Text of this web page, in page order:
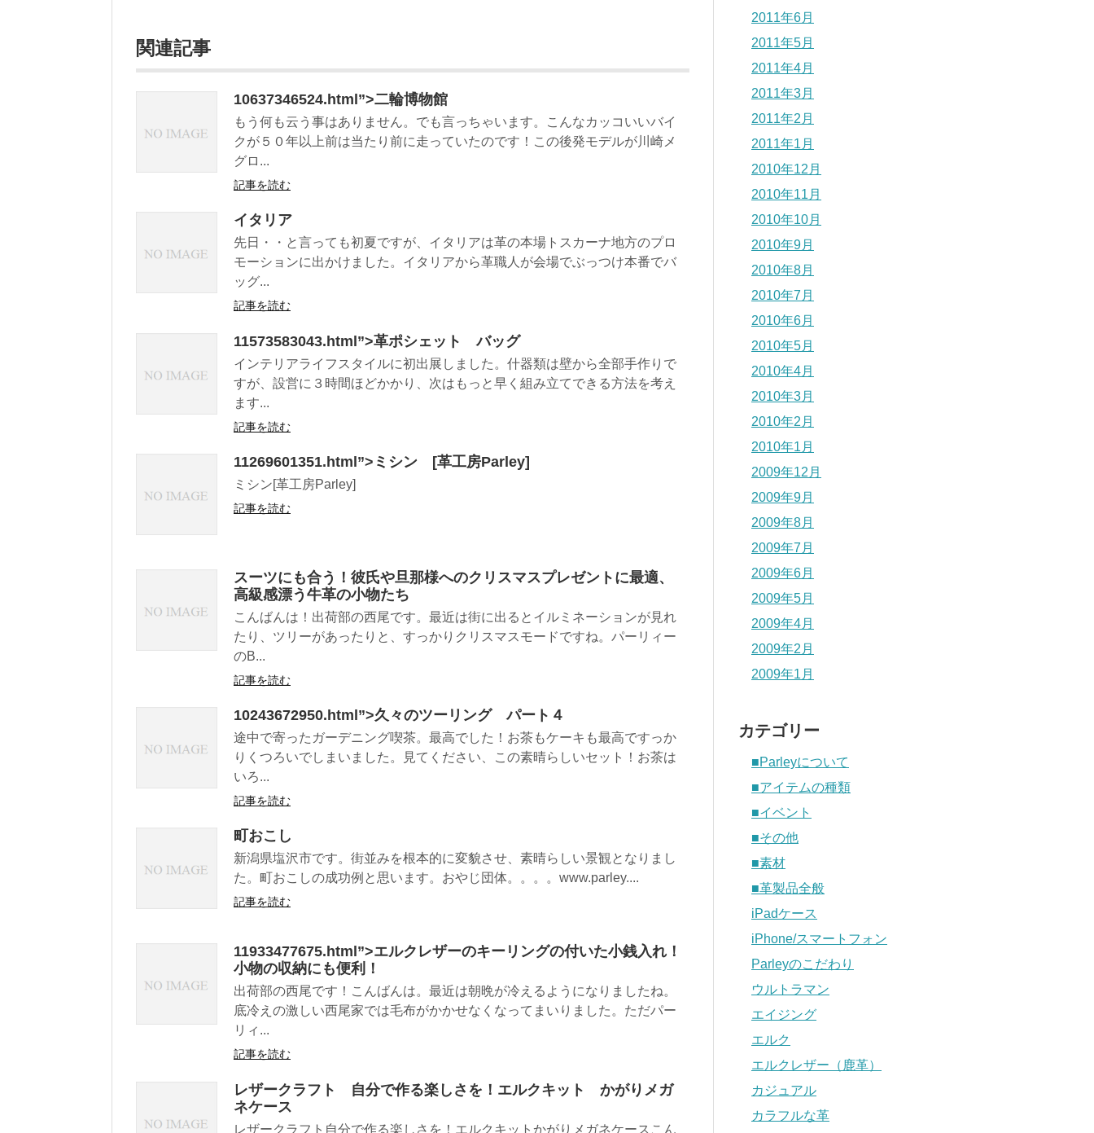
関連記事
10637346524.html”>二輪博物館
もう何も云う事はありません。でも言っちゃいます。こんなカッコいいバイ
クが５０年以上前は当たり前に走っていたのです！この後発モデルが川崎メ
グロ...
記事を読む
イタリア
先日・・と言っても初夏ですが、イタリアは革の本場トスカーナ地方のプロ
モーションに出かけました。イタリアから革職人が会場でぶっつけ本番でバ
ッグ...
記事を読む
11573583043.html”>革ポシェット バッグ
インテリアライフスタイルに初出展しました。什器類は壁から全部手作りで
すが、設営に３時間ほどかかり、次はもっと早く組み立てできる方法を考え
ます...
記事を読む
11269601351.html”>ミシン [革工房Parley]
ミシン[革工房Parley]
記事を読む
スーツにも合う！彼氏や旦那様へのクリスマスプレゼントに最適、
高級感漂う牛革の小物たち
こんばんは！出荷部の西尾です。最近は街に出るとイルミネーションが見れ
たり、ツリーがあったりと、すっかりクリスマスモードですね。パーリィー
のB...
記事を読む
10243672950.html”>久々のツーリング パート４
途中で寄ったガーデニング喫茶。最高でした！お茶もケーキも最高ですっか
りくつろいでしまいました。見てください、この素晴らしいセット！お茶は
いろ...
記事を読む
町おこし
新潟県塩沢市です。街並みを根本的に変貌させ、素晴らしい景観となりまし
た。町おこしの成功例と思います。おやじ団体。。。。www.parley....
記事を読む
11933477675.html”>エルクレザーのキーリングの付いた小銭入れ！
小物の収納にも便利！
出荷部の西尾です！こんばんは。最近は朝晩が冷えるようになりましたね。
底冷えの激しい西尾家では毛布がかかせなくなってまいりました。ただパー
リィ...
記事を読む
レザークラフト 自分で作る楽しさを！エルクキット かがりメガ
ネケース
レザークラフト自分で作る楽しさを！エルクキットかがりメガネケースこん
2011年6月
2011年5月
2011年4月
2011年3月
2011年2月
2011年1月
2010年12月
2010年11月
2010年10月
2010年9月
2010年8月
2010年7月
2010年6月
2010年5月
2010年4月
2010年3月
2010年2月
2010年1月
2009年12月
2009年9月
2009年8月
2009年7月
2009年6月
2009年5月
2009年4月
2009年2月
2009年1月
カテゴリー
■Parleyについて
■アイテムの種類
■イベント
■その他
■素材
■革製品全般
iPadケース
iPhone/スマートフォン
Parleyのこだわり
ウルトラマン
エイジング
エルク
エルクレザー（鹿革）
カジュアル
カラフルな革